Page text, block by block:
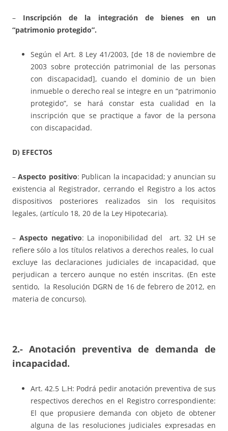
– Inscripción de la integración de bienes en un
“patrimonio protegido”.
Según el Art. 8 Ley 41/2003, [de 18 de noviembre de
2003 sobre protección patrimonial de las personas
con discapacidad], cuando el dominio de un bien
inmueble o derecho real se integre en un “patrimonio
protegido”, se hará constar esta cualidad en la
inscripción que se practique a favor de la persona
con discapacidad.
D) EFECTOS
–Aspecto positivo: Publican la incapacidad; y anuncian su
existencia al Registrador, cerrando el Registro a los actos
dispositivos posteriores realizados sin los requisitos
legales, (artículo 18, 20 de la Ley Hipotecaria).
– Aspecto negativo: La inoponibilidad del art. 32 LH se
refiere sólo a los títulos relativos a derechos reales, lo cual
excluye las declaraciones judiciales de incapacidad, que
perjudican a tercero aunque no estén inscritas. (En este
sentido, la Resolución DGRN de 16 de febrero de 2012, en
materia de concurso).
2.- Anotación preventiva de demanda de
incapacidad.
Art. 42.5 L.H: Podrá pedir anotación preventiva de sus
respectivos derechos en el Registro correspondiente:
El que propusiere demanda con objeto de obtener
alguna de las resoluciones judiciales expresadas en